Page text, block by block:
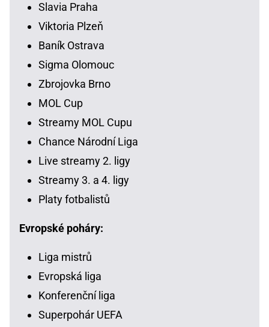
Slavia Praha
Viktoria Plzeň
Baník Ostrava
Sigma Olomouc
Zbrojovka Brno
MOL Cup
Streamy MOL Cupu
Chance Národní Liga
Live streamy 2. ligy
Streamy 3. a 4. ligy
Platy fotbalistů
Evropské poháry:
Liga mistrů
Evropská liga
Konferenční liga
Superpohár UEFA